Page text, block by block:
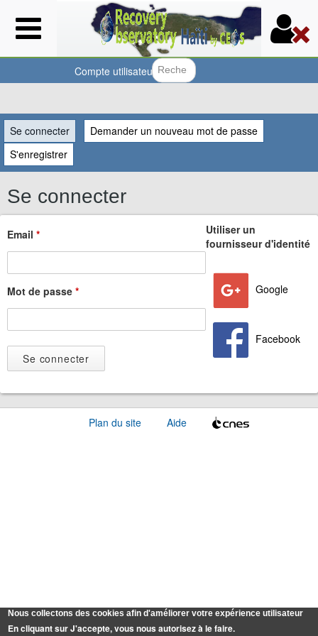
Aller
au
contenu
principal
Vous
êtes
ici
Compte utilisateur
Se connecter (onglet actif)
Demander un nouveau mot de passe
S'enregistrer
Se connecter
Email *
Mot de passe *
Utiliser un
fournisseur d'identité
Google
Facebook
Plan du site Aide
Nous collectons des cookies afin d'améliorer votre expérience utilisateur
En cliquant sur J'accepte, vous nous autorisez à le faire.